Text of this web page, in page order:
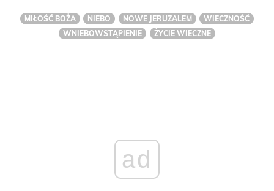
MIŁOŚĆ BOŻA NIEBO NOWE JERUZALEM
WIECZNOŚĆ
WNIEBOWSTĄPIENIE
ŻYCIE WIECZNE
ad